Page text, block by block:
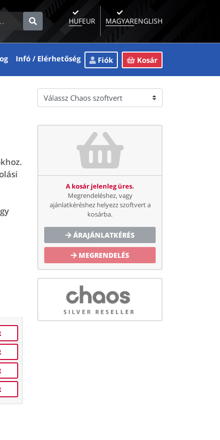
HUFEUR MAGYARENGLISH
(current)
Infó / Elérhetőség(current)
Fiók Kosár
A kosár jelenleg üres.
Megrendeléshez, vagy
ajánlatkéréshez helyezz szoftvert a
kosárba.
ÁRAJÁNLATKÉRÉS
MEGRENDELÉS